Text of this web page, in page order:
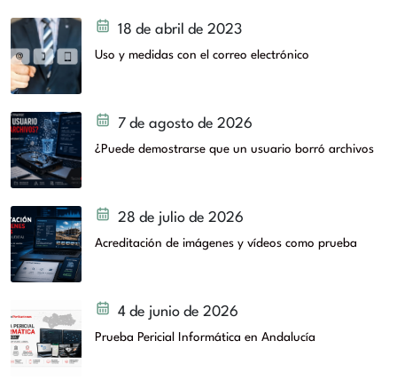
18 de abril de 2023
Uso y medidas con el correo electrónico
7 de agosto de 2026
¿Puede demostrarse que un usuario borró archivos
28 de julio de 2026
Acreditación de imágenes y vídeos como prueba
4 de junio de 2026
Prueba Pericial Informática en Andalucía